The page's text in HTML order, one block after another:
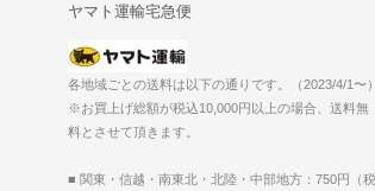
ヤマト運輸宅急便
各地域ごとの送料は以下の通りです。（2023/4/1〜）
※お買上げ総額が税込10,000円以上の場合、送料無
料とさせて頂きます。
■ 関東・信越・南東北・北陸・中部地方：750円（税